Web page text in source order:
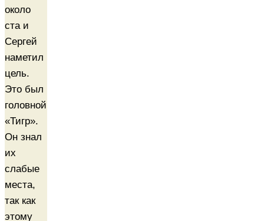
около
ста и
Сергей
наметил
цель.
Это был
головной
«Тигр».
Он знал
их
слабые
места,
так как
этому